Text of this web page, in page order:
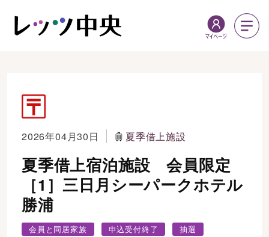
2026年04月30日 夏季借上施設
夏季借上宿泊施設 会員限定
［1］三日月シーパークホテル
勝浦
会員と同居家族 申込受付終了 抽選